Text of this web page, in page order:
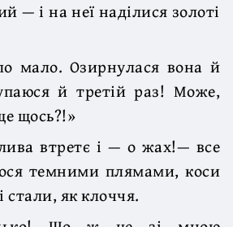
— і на неї наділися золоті
мало. Озирнулася вона й
й третій раз! Може,
щось?!»
втретє і — о жах!— все
темними плямами, коси
стали, як клоччя.